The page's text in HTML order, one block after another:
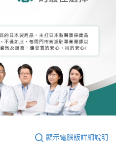
顯示電腦版詳細說明